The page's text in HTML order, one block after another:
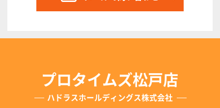
プロタイムズ松戸店
ハドラスホールディングス株式会社